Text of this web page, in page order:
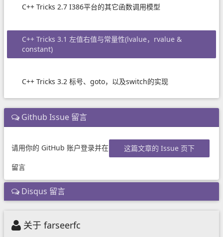
C++ Tricks 2.7 I386平台的其它函数调用模型
C++ Tricks 3.1 左值右值与常量性(lvalue，rvalue &
constant)
C++ Tricks 3.2 标号、goto，以及switch的实现
Github Issue 留言
请用你的 GitHub 账户登录并在
这篇文章的 Issue 页下
留言
Disqus 留言
关于 farseerfc